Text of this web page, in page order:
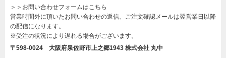
＞＞お問い合わせフォームはこちら
営業時間外に頂いたお問い合わせの返信、ご注文確認メールは翌営業日以降
の配信になります。
※受注の状況により遅れる場合がございます。
〒598-0024 大阪府泉佐野市上之郷1943 株式会社 丸中